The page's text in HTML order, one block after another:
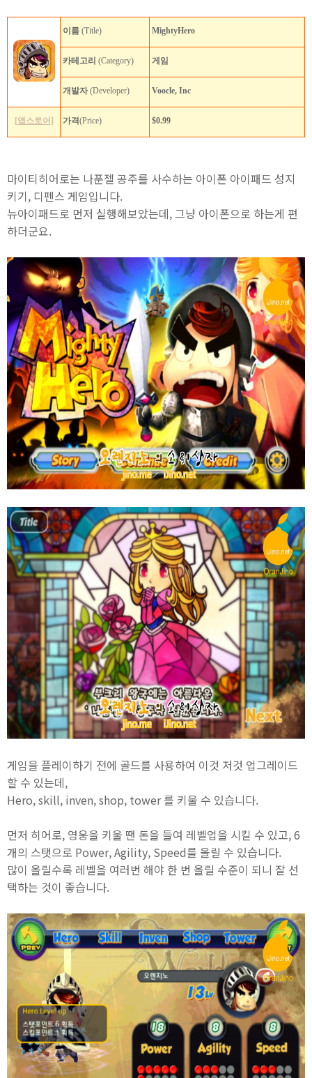
이름 (Title) MightyHero
카테고리 (Category) 게임
개발자(Developer) Voocle, Inc
[앱스토어] 가격(Price) $0.99
마이티히어로는 나푼젤 공주를 사수하는 아이폰 아이패드 성지
키기, 디펜스 게임입니다.
뉴아이패드로 먼저 실행해보았는데, 그냥 아이폰으로 하는게 편
하더군요.
게임을 플레이하기 전에 골드를 사용하여 이것 저것 업그레이드
할 수 있는데,
Hero, skill, inven, shop, tower 를 키울 수 있습니다.
먼저 히어로, 영웅을 키울 땐 돈을 들여 레벨업을 시킬 수 있고, 6
개의 스탯으로 Power, Agility, Speed를 올릴 수 있습니다.
많이 올릴수록 레벨을 여러번 해야 한 번 올릴 수준이 되니 잘 선
택하는 것이 좋습니다.